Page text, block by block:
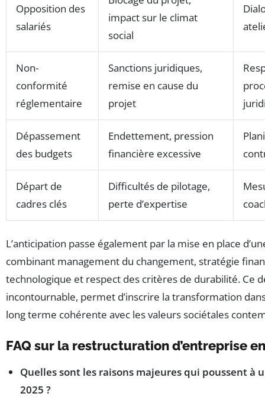
Opposition des
salariés
impact sur le climat
social
Non-
conformité
réglementaire
Sanctions juridiques,
remise en cause du
projet
Dépassement
des budgets
Endettement, pression
financière excessive
Départ de
cadres clés
Difficultés de pilotage,
perte d’expertise
L’anticipation passe également par la mise en place
combinant management du changement, stratégie
technologique et respect des critères de durabilité. Ce
incontournable, permet d’inscrire la transformation
long terme cohérente avec les valeurs sociétales
FAQ sur la restructuration d’entreprise
Quelles sont les raisons majeures qui poussent à
2025 ?